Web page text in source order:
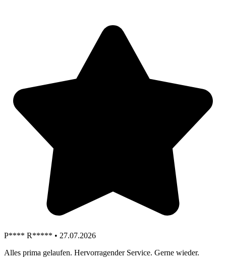
P**** R***** • 27.07.2026
Alles prima gelaufen. Hervorragender Service. Gerne wieder.